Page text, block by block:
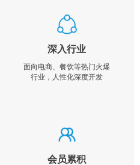
深入行业
面向电商、餐饮等热门火爆
行业，人性化深度开发
会员累积